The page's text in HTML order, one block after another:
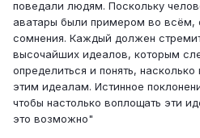
поведали людям. Поскольку
аватары были примером во всём,
сомнения. Каждый должен
высочайших идеалов, которым
определиться и понять,
этим идеалам. Истинное
чтобы настолько воплощать эти
это возможно"